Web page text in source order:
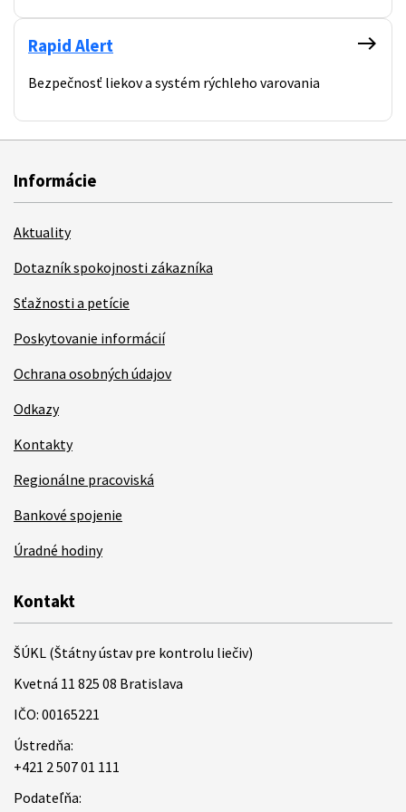
Rapid Alert
Bezpečnosť liekov a systém rýchleho varovania
east
Informácie
Aktuality
Dotazník spokojnosti zákazníka
Sťažnosti a petície
Poskytovanie informácií
Ochrana osobných údajov
Odkazy
Kontakty
Regionálne pracoviská
Bankové spojenie
Úradné hodiny
Kontakt
ŠÚKL (Štátny ústav pre kontrolu liečiv)
Kvetná 11 825 08 Bratislava
IČO: 00165221
Ústredňa:
+421 2 507 01 111
Podateľňa: